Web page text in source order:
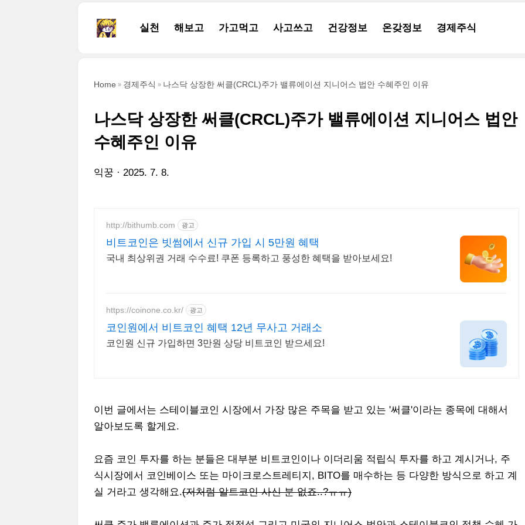
실천 해보고 가고먹고 사고쓰고 건강정보 온갖정보 경제주식
Home 경제주식 나스닥 상장한 써클(CRCL)주가 밸류에이션 지니어스 법안 수혜주인 이유
나스닥 상장한 써클(CRCL)주가 밸류에이션 지니어스 법안
수혜주인 이유
익꿍 2025. 7. 8.
http://bithumb.com 광고
비트코인은 빗썸에서 신규 가입 시 5만원 혜택
국내 최상위권 거래 수수료! 쿠폰 등록하고 풍성한 혜택을 받아보세요!
https://coinone.co.kr/ 광고
코인원에서 비트코인 혜택 12년 무사고 거래소
코인원 신규 가입하면 3만원 상당 비트코인 받으세요!
이번 글에서는 스테이블코인 시장에서 가장 많은 주목을 받고 있는 '써클'이라는 종목에 대해서
알아보도록 할게요.
요즘 코인 투자를 하는 분들은 대부분 비트코인이나 이더리움 적립식 투자를 하고 계시거나, 주
식시장에서 코인베이스 또는 마이크로스트레티지, BITO를 매수하는 등 다양한 방식으로 하고 계
실 거라고 생각해요.(저처럼 알트코인 사신 분 없죠..?ㅠㅠ)